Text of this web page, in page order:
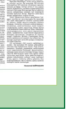
–
43
ең